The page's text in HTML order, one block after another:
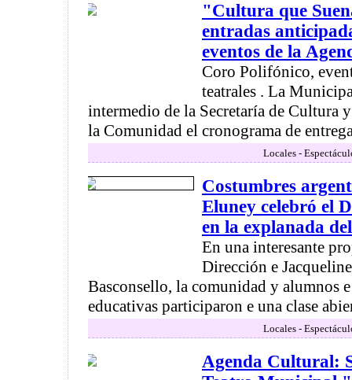
"Cultura que
entradas
eventos de la
Coro Polifónico,
teatrales . La
intermedio de la Secretaría de Cultura
la Comunidad el cronograma de
Locales -
Costumbres
Eluney celebró el
en la explanada
En una interesante
Dirección e
Basconsello, la comunidad y alumnos
educativas participaron e una clase
Locales -
Agenda Cultural: